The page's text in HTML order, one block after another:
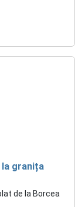
granița
de la Borcea